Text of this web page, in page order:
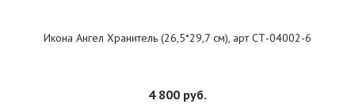
Икона Ангел Хранитель (26,5*29,7 см), арт СТ-04002-6
4 800 руб.